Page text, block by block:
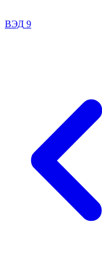
ВЭД 9